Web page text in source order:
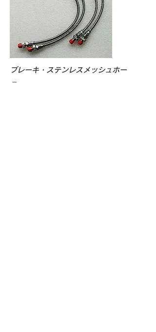
ブレーキ・ステンレスメッシュホー
ス